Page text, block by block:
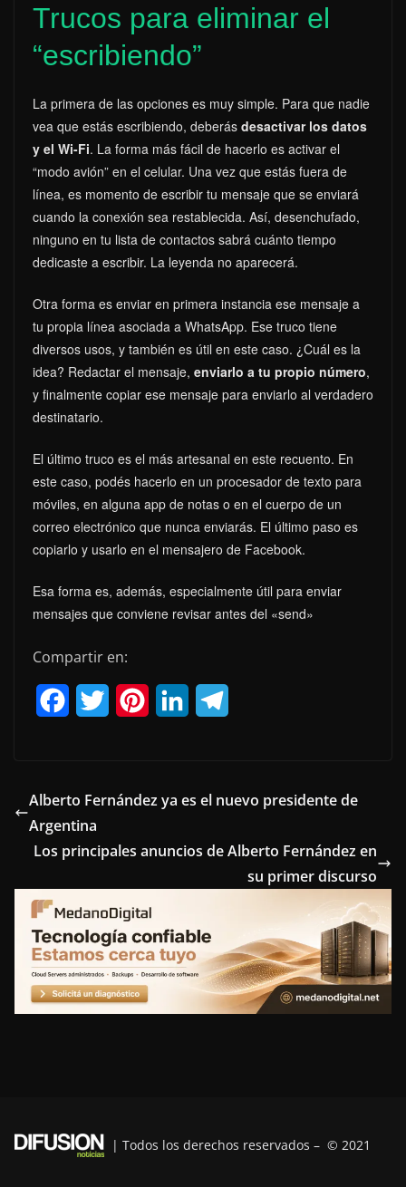
Trucos para eliminar el
“escribiendo”
La primera de las opciones es muy simple. Para que nadie
vea que estás escribiendo, deberás desactivar los datos
y el Wi-Fi. La forma más fácil de hacerlo es activar el
“modo avión” en el celular. Una vez que estás fuera de
línea, es momento de escribir tu mensaje que se enviará
cuando la conexión sea restablecida. Así, desenchufado,
ninguno en tu lista de contactos sabrá cuánto tiempo
dedicaste a escribir. La leyenda no aparecerá.
Otra forma es enviar en primera instancia ese mensaje a
tu propia línea asociada a WhatsApp. Ese truco tiene
diversos usos, y también es útil en este caso. ¿Cuál es la
idea? Redactar el mensaje, enviarlo a tu propio número,
y finalmente copiar ese mensaje para enviarlo al verdadero
destinatario.
El último truco es el más artesanal en este recuento. En
este caso, podés hacerlo en un procesador de texto para
móviles, en alguna app de notas o en el cuerpo de un
correo electrónico que nunca enviarás. El último paso es
copiarlo y usarlo en el mensajero de Facebook.
Esa forma es, además, especialmente útil para enviar
mensajes que conviene revisar antes del «send»
Compartir en:
e
b
o
o
k
t
e
r
t
r
e
s
t
k
d
I
n
e
r
a
Alberto Fernández ya es el nuevo presidente de
Argentina
Los principales anuncios de Alberto Fernández en
su primer discurso
| Todos los derechos reservados – © 2021